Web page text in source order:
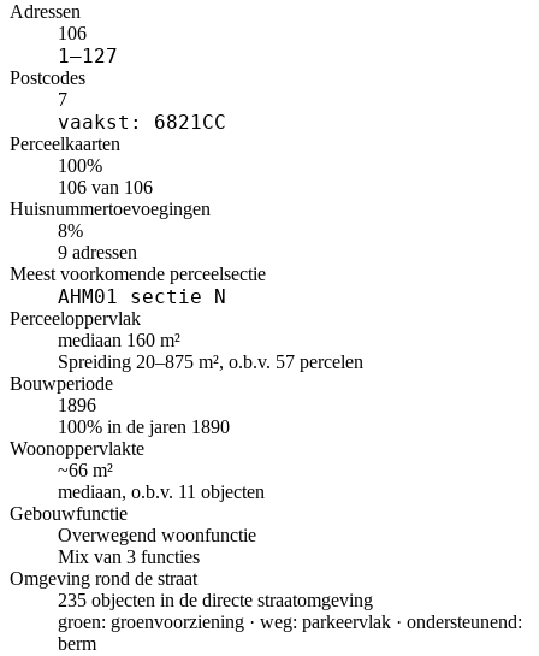
Adressen
106
1–127
Postcodes
7
vaakst: 6821CC
Perceelkaarten
100%
106 van 106
Huisnummertoevoegingen
8%
9 adressen
Meest voorkomende perceelsectie
AHM01 sectie N
Perceeloppervlak
mediaan 160 m²
Spreiding 20–875 m², o.b.v. 57 percelen
Bouwperiode
1896
100% in de jaren 1890
Woonoppervlakte
~66 m²
mediaan, o.b.v. 11 objecten
Gebouwfunctie
Overwegend woonfunctie
Mix van 3 functies
Omgeving rond de straat
235 objecten in de directe straatomgeving
groen: groenvoorziening · weg: parkeervlak · ondersteunend:
berm